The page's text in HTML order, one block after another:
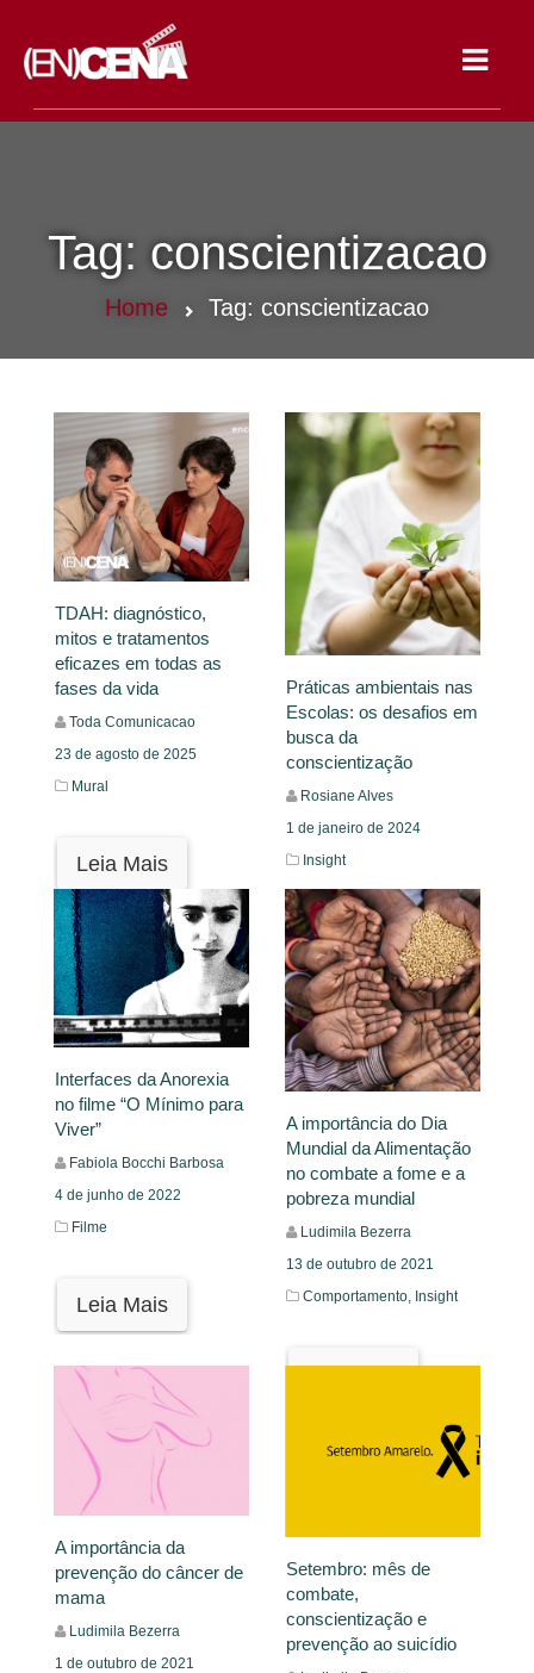
Tag: conscientizacao
Home Tag: conscientizacao
TDAH: diagnóstico,
mitos e tratamentos
eficazes em todas as
fases da vida
Toda Comunicacao
23 de agosto de 2025
Mural
Leia Mais
Práticas ambientais nas
Escolas: os desafios em
busca da
conscientização
Rosiane Alves
1 de janeiro de 2024
Insight
Leia Mais
Interfaces da Anorexia
no filme “O Mínimo para
Viver”
Fabiola Bocchi Barbosa
4 de junho de 2022
Filme
Leia Mais
A importância do Dia
Mundial da Alimentação
no combate a fome e a
pobreza mundial
Ludimila Bezerra
13 de outubro de 2021
Comportamento, Insight
Leia Mais
A importância da
prevenção do câncer de
mama
Ludimila Bezerra
1 de outubro de 2021
Setembro: mês de
combate,
conscientização e
prevenção ao suicídio